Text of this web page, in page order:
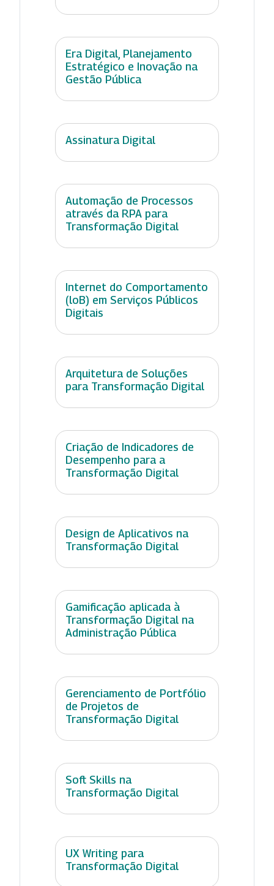
Era Digital, Planejamento
Estratégico e Inovação na
Gestão Pública
Assinatura Digital
Automação de Processos
através da RPA para
Transformação Digital
Internet do Comportamento
(loB) em Serviços Públicos
Digitais
Arquitetura de Soluções
para Transformação Digital
Criação de Indicadores de
Desempenho para a
Transformação Digital
Design de Aplicativos na
Transformação Digital
Gamificação aplicada à
Transformação Digital na
Administração Pública
Gerenciamento de Portfólio
de Projetos de
Transformação Digital
Soft Skills na
Transformação Digital
UX Writing para
Transformação Digital